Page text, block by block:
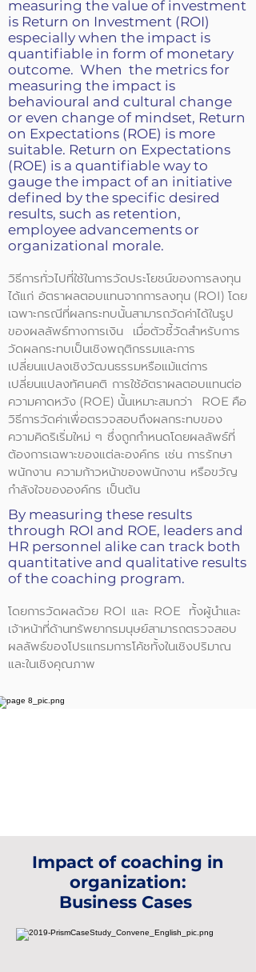
measuring the value of investment
is Return on Investment (ROI)
especially when the impact is
quantifiable in form of monetary
outcome. When the metrics for
measuring the impact is
behavioural and cultural change
or even change of mindset, Return
on Expectations (ROE) is more
suitable. Return on Expectations
(ROE) is a quantifiable way to
gauge the impact of an initiative
defined by the specific desired
results, such as retention,
employee advancements or
organizational morale.
วิธีการทั่วไปที่ใช้ในการวัดประโยชน์ของการลงทุน
ได้แก่ อัตราผลตอบแทนจากการลงทุน (ROI) โดย
เฉพาะกรณีที่ผลกระทบนั้นสามารถวัดค่าได้ในรูป
ของผลลัพธ์ทางการเงิน เมื่อตัวชี้วัดสำหรับการ
วัดผลกระทบเป็นเชิงพฤติกรรมและการ
เปลี่ยนแปลงเชิงวัฒนธรรมหรือแม้แต่การ
เปลี่ยนแปลงทัศนคติ การใช้อัตราผลตอบแทนต่อ
ความคาดหวัง (ROE) นั้นเหมาะสมกว่า ROE คือ
วิธีการวัดค่าเพื่อตรวจสอบถึงผลกระทบของ
ความคิดริเริ่มใหม่ ๆ ซึ่งถูกกำหนดโดยผลลัพธ์ที่
ต้องการเฉพาะของแต่ละองค์กร เช่น การรักษา
พนักงาน ความก้าวหน้าของพนักงาน หรือขวัญ
กำลังใจขององค์กร เป็นต้น
By measuring these results
through ROI and ROE, leaders and
HR personnel alike can track both
quantitative and qualitative results
of the coaching program.
โดยการวัดผลด้วย ROI และ ROE
ทั้งผู้นำและ
เจ้าหน้าที่ด้านทรัพยากรมนุษย์สามารถตรวจสอบ
ผลลัพธ์ของโปรแกรมการโค้ชทั้งในเชิงปริมาณ
และในเชิงคุณภาพ
Impact of coaching in
organization:
Business Cases